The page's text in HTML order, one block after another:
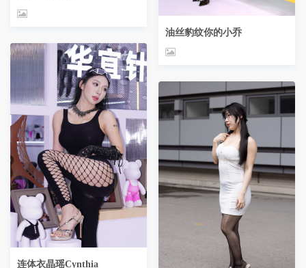
连体衣晶瑶Cynthia
油丝豹纹你的小乔